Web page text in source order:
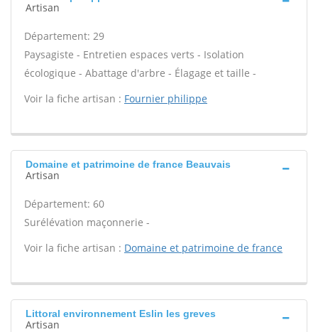
Artisan
Département: 29
Paysagiste - Entretien espaces verts - Isolation
écologique - Abattage d'arbre - Élagage et taille -
Voir la fiche artisan : Fournier philippe
Domaine et patrimoine de france Beauvais
Artisan
Département: 60
Surélévation maçonnerie -
Voir la fiche artisan : Domaine et patrimoine de france
Littoral environnement Eslin les greves
Artisan